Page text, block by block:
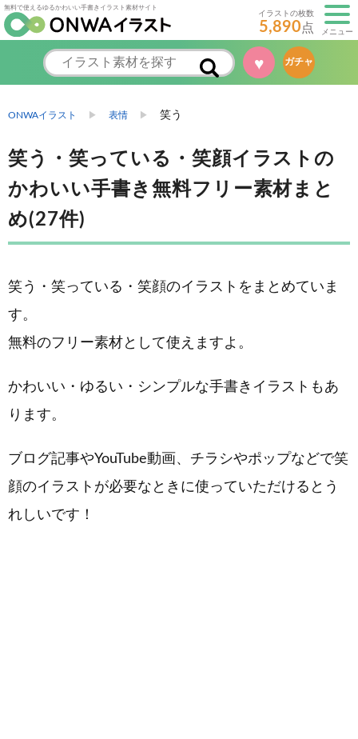
無料で使えるゆるかわいい手書きイラスト素材サイト
イラストの枚数
5,890点 メニュー
♥ ガチャ
ONWAイラスト 表情 笑う
笑う・笑っている・笑顔イラストの
かわいい手書き無料フリー素材まと
め(27件)
笑う・笑っている・笑顔のイラストをまとめていま
す。
無料のフリー素材として使えますよ。
かわいい・ゆるい・シンプルな手書きイラストもあ
ります。
ブログ記事やYouTube動画、チラシやポップなどで笑
顔のイラストが必要なときに使っていただけるとう
れしいです！